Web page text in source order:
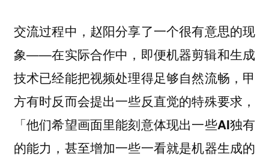
交流过程中，赵阳分享了一个很有意思的现
象——在实际合作中，即便机器剪辑和生成
技术已经能把视频处理得足够自然流畅， 甲
方有时反而会提出一些反直觉的特殊要求，
「他们希望画面里能刻意体现出一些AI独有
的能力，甚至增加一些一看就是机器生成的